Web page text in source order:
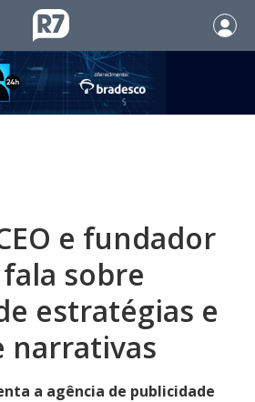
e fundador
fala sobre
estratégias e
narrativas
a agência de publicidade